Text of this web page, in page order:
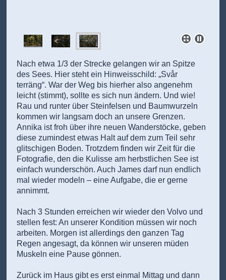
Nach etwa 1/3 der Strecke gelangen wir an Spitze
des Sees. Hier steht ein Hinweisschild: „Svår
terräng“. War der Weg bis hierher also angenehm
leicht (stimmt), sollte es sich nun ändern. Und wie!
Rau und runter über Steinfelsen und Baumwurzeln
kommen wir langsam doch an unsere Grenzen.
Annika ist froh über ihre neuen Wanderstöcke, geben
diese zumindest etwas Halt auf dem zum Teil sehr
glitschigen Boden. Trotzdem finden wir Zeit für die
Fotografie, den die Kulisse am herbstlichen See ist
einfach wunderschön. Auch James darf nun endlich
mal wieder modeln – eine Aufgabe, die er gerne
annimmt.
Nach 3 Stunden erreichen wir wieder den Volvo und
stellen fest: An unserer Kondition müssen wir noch
arbeiten. Morgen ist allerdings den ganzen Tag
Regen angesagt, da können wir unseren müden
Muskeln eine Pause gönnen.
Zurück im Haus gibt es erst einmal Mittag und dann